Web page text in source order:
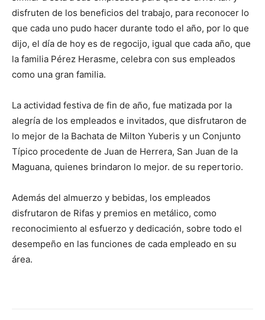
disfruten de los beneficios del trabajo, para reconocer lo
que cada uno pudo hacer durante todo el año, por lo que
dijo, el día de hoy es de regocijo, igual que cada año, que
la familia Pérez Herasme, celebra con sus empleados
como una gran familia.
La actividad festiva de fin de año, fue matizada por la
alegría de los empleados e invitados, que disfrutaron de
lo mejor de la Bachata de Milton Yuberis y un Conjunto
Típico procedente de Juan de Herrera, San Juan de la
Maguana, quienes brindaron lo mejor. de su repertorio.
Además del almuerzo y bebidas, los empleados
disfrutaron de Rifas y premios en metálico, como
reconocimiento al esfuerzo y dedicación, sobre todo el
desempeño en las funciones de cada empleado en su
área.